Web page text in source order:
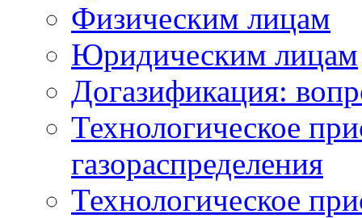
Физическим лицам
Юридическим лицам
Догазификация:
Технологическое
газораспределения
Технологическое